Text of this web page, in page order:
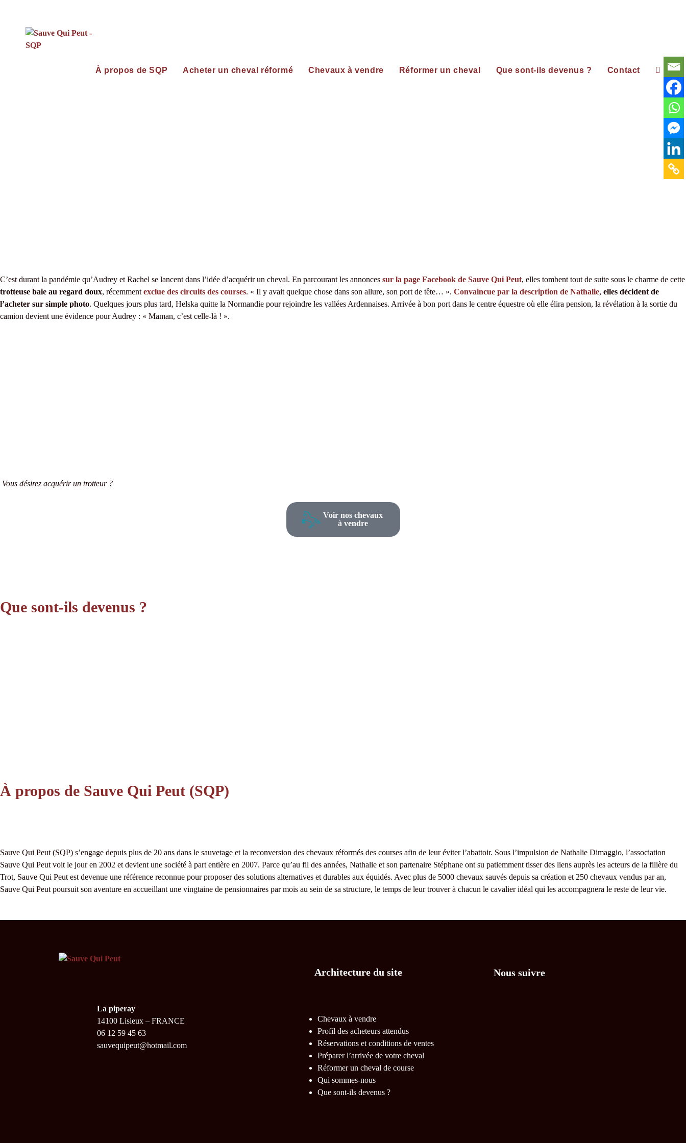
À propos de SQP Acheter un cheval réformé Chevaux à vendre Réformer un cheval Que sont-ils devenus ? Contact
< Retour à l’accueil
C’est durant la pandémie qu’Audrey et Rachel se lancent dans l’idée d’acquérir un cheval. En parcourant les annonces sur la page Facebook de Sauve Qui Peut, elles tombent tout de suite sous le charme de cette
trotteuse baie au regard doux, récemment exclue des circuits des courses. « Il y avait quelque chose dans son allure, son port de tête… ». Convaincue par la description de Nathalie, elles décident de
l’acheter sur simple photo. Quelques jours plus tard, Helska quitte la Normandie pour rejoindre les vallées Ardennaises. Arrivée à bon port dans le centre équestre où elle élira pension, la révélation à la sortie du
camion devient une évidence pour Audrey : « Maman, c’est celle-là ! ».
Vous désirez acquérir un trotteur ?
Voir nos chevaux
à vendre
Que sont-ils devenus ?
À propos de Sauve Qui Peut (SQP)
Sauve Qui Peut (SQP) s’engage depuis plus de 20 ans dans le sauvetage et la reconversion des chevaux réformés des courses afin de leur éviter l’abattoir. Sous l’impulsion de Nathalie Dimaggio, l’association
Sauve Qui Peut voit le jour en 2002 et devient une société à part entière en 2007. Parce qu’au fil des années, Nathalie et son partenaire Stéphane ont su patiemment tisser des liens auprès les acteurs de la filière du
Trot, Sauve Qui Peut est devenue une référence reconnue pour proposer des solutions alternatives et durables aux équidés. Avec plus de 5000 chevaux sauvés depuis sa création et 250 chevaux vendus par an,
Sauve Qui Peut poursuit son aventure en accueillant une vingtaine de pensionnaires par mois au sein de sa structure, le temps de leur trouver à chacun le cavalier idéal qui les accompagnera le reste de leur vie.
Architecture du site Nous suivre
La piperay
14100 Lisieux – FRANCE
06 12 59 45 63
sauvequipeut@hotmail.com
Chevaux à vendre
Profil des acheteurs attendus
Réservations et conditions de ventes
Préparer l’arrivée de votre cheval
Réformer un cheval de course
Qui sommes-nous
Que sont-ils devenus ?